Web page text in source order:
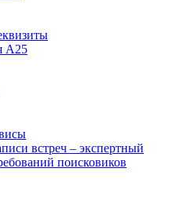
А25
встреч – экспертный
поисковиков